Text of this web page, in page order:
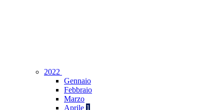
2022
Gennaio
Febbraio
Marzo
Aprile 1